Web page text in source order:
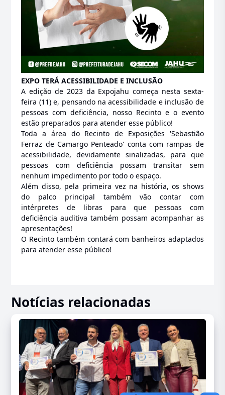
EXPO TERÁ ACESSIBILIDADE E INCLUSÃO
A edição de 2023 da Expojahu começa nesta sexta-
feira (11) e, pensando na acessibilidade e inclusão de
pessoas com deficiência, nosso Recinto e o evento
estão preparados para atender esse público!
Toda a área do Recinto de Exposições 'Sebastião
Ferraz de Camargo Penteado' conta com rampas de
acessibilidade, devidamente sinalizadas, para que
pessoas com deficiência possam transitar sem
nenhum impedimento por todo o espaço.
Além disso, pela primeira vez na história, os shows
do palco principal também vão contar com
intérpretes de libras para que pessoas com
deficiência auditiva também possam acompanhar as
apresentações!
O Recinto também contará com banheiros adaptados
para atender esse público!
Notícias relacionadas